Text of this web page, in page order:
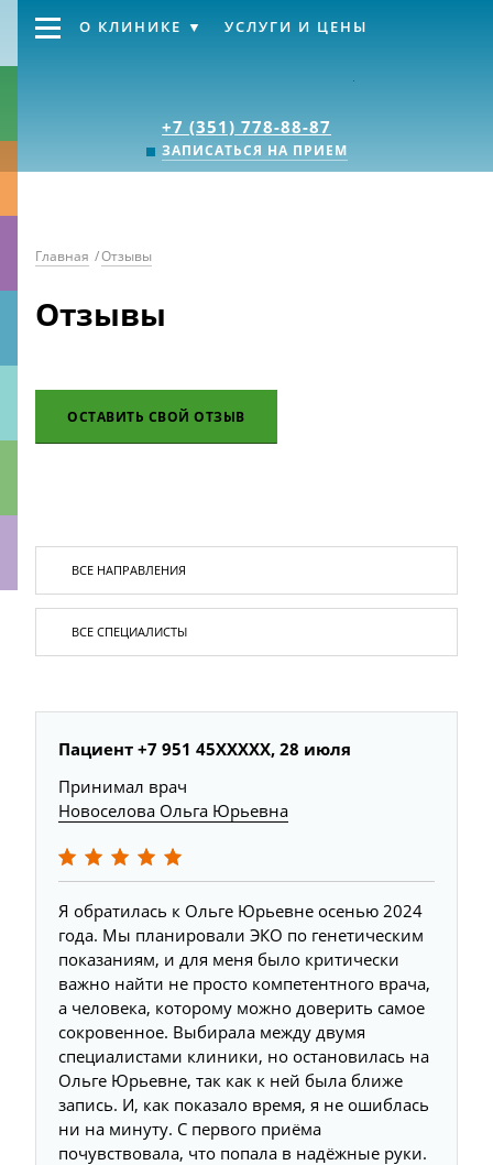
+7 (351) 778-88-87
ЗАПИСАТЬСЯ НА ПРИЕМ
О КЛИНИКЕ УСЛУГИ И ЦЕНЫ
Главная /Отзывы
Отзывы
ОСТАВИТЬ СВОЙ ОТЗЫВ
Пациент +7 951 45XXXXX, 28 июля
Принимал врач
Новоселова Ольга Юрьевна
Я обратилась к Ольге Юрьевне осенью 2024
года. Мы планировали ЭКО по генетическим
показаниям, и для меня было критически
важно найти не просто компетентного врача,
а человека, которому можно доверить самое
сокровенное. Выбирала между двумя
специалистами клиники, но остановилась на
Ольге Юрьевне, так как к ней была ближе
запись. И, как показало время, я не ошиблась
ни на минуту. С первого приёма
почувствовала, что попала в надёжные руки.